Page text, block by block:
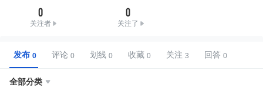
0
关注者
0
关注了
发布 评论 划线 收藏 关注 回答
全部分类 